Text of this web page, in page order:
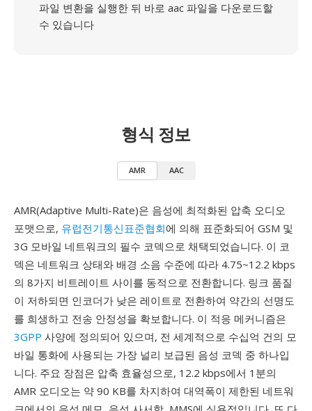
파일 변환을 실행한 뒤 바로 aac 파일을 다운로드할
수 있습니다
형식 정보
AMR AAC
AMR(Adaptive Multi-Rate)은 음성에 최적화된 압축 오디오
포맷으로, 유럽전기통신표준협회에 의해 표준화되어 GSM 및
3G 모바일 네트워크의 필수 코덱으로 채택되었습니다. 이 코
덱은 네트워크 상태와 배경 소음 수준에 따라 4.75~12.2 kbps
의 8가지 비트레이트 사이를 동적으로 전환합니다. 링크 품질
이 저하되면 인코더가 낮은 레이트로 전환하여 약간의 선명도
를 희생하고 전송 안정성을 확보합니다. 이 적응 메커니즘은
3GPP 사양에 정의되어 있으며, 전 세계적으로 수십억 건의 모
바일 통화에 사용되는 가장 널리 보급된 음성 코덱 중 하나입
니다. 주요 장점은 압축 효율성으로, 12.2 kbps에서 1분의
AMR 오디오는 약 90 KB를 차지하여 대역폭이 제한된 네트워